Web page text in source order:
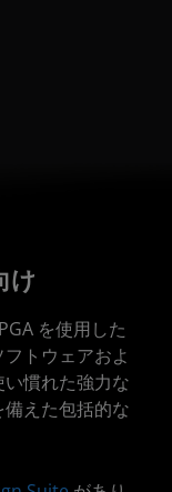
け
を使用した
トウェアおよ
慣れた強力な
えた包括的な